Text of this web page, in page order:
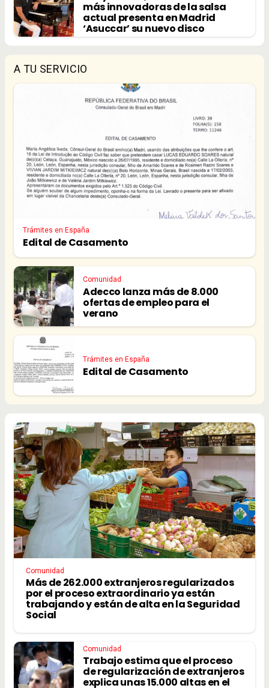
más innovadoras de la salsa
actual presenta en Madrid
‘Asuccar’ su nuevo disco
A TU SERVICIO
Trámites en España
Edital de Casamento
Comunidad
Adecco lanza más de 8.000
ofertas de empleo para el
verano
Trámites en España
Edital de Casamento
Comunidad
Más de 262.000 extranjeros regularizados
por el proceso extraordinario ya están
trabajando y están de alta en la Seguridad
Social
Comunidad
Trabajo estima que el proceso
de regularización de extranjeros
explica unas 15.000 altas en el